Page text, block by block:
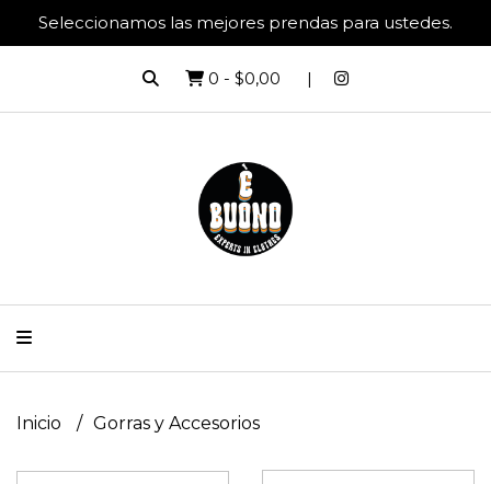
Seleccionamos las mejores prendas para ustedes.
0 - $0,00
Inicio Gorras y Accesorios